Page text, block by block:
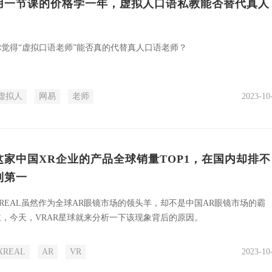
一节课的价格学一年，虚拟人口语私教能否替代真人
得“虚拟口语老师”能否真的代替真人口语老师？
2023-
拟人 网易 老师
家中国XR企业的产品全球销量TOP1，在国内却排不
第一
虽然作为全球AR眼镜市场的领头羊，却不是中国AR眼镜市场的霸
今天，VRAR星球就来分析一下该现象背后的原因。
2023-
AR VR